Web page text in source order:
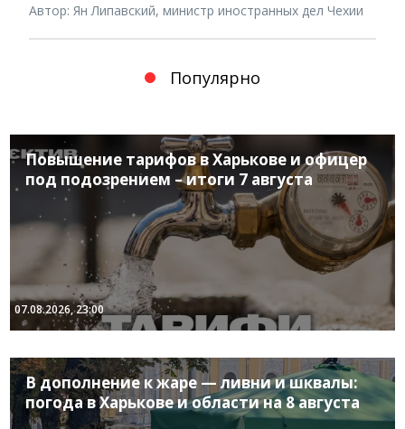
Автор: Ян Липавский, министр иностранных дел Чехии
Популярно
Повышение тарифов в Харькове и офицер
под подозрением – итоги 7 августа
07.08.2026, 23:00
В дополнение к жаре — ливни и шквалы:
погода в Харькове и области на 8 августа